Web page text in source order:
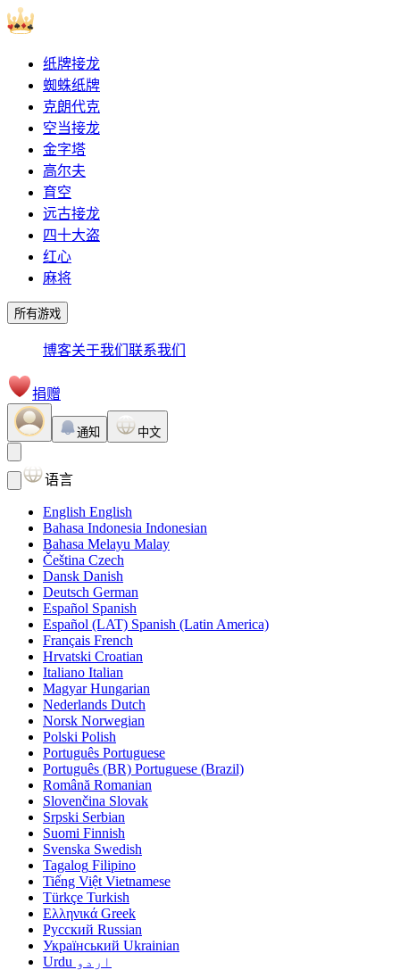
纸牌接龙
蜘蛛纸牌
克朗代克
空当接龙
金字塔
高尔夫
育空
远古接龙
四十大盗
红心
麻将
所有游戏
博客关于我们 联系我们
捐赠
通知 中文
语言
English English
Bahasa Indonesia Indonesian
Bahasa Melayu Malay
Čeština Czech
Dansk Danish
Deutsch German
Español Spanish
Español (LAT) Spanish (Latin America)
Français French
Hrvatski Croatian
Italiano Italian
Magyar Hungarian
Nederlands Dutch
Norsk Norwegian
Polski Polish
Português Portuguese
Português (BR) Portuguese (Brazil)
Română Romanian
Slovenčina Slovak
Srpski Serbian
Suomi Finnish
Svenska Swedish
Tagalog Filipino
Tiếng Việt Vietnamese
Türkçe Turkish
Ελληνικά Greek
Русский Russian
Український Ukrainian
اردو Urdu